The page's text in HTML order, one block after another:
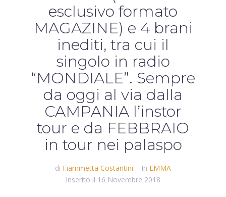
esclusivo formato
MAGAZINE) e 4 brani
inediti, tra cui il
singolo in radio
“MONDIALE”. Sempre
da oggi al via dalla
CAMPANIA l’instor
tour e da FEBBRAIO
in tour nei palaspo
di Fiammetta Costantini In EMMA
Inserito il 16 Novembre 2018